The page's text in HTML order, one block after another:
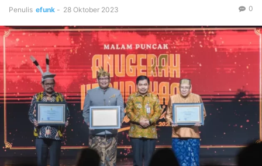
Penulis efunk - 28 Oktober 2023 0